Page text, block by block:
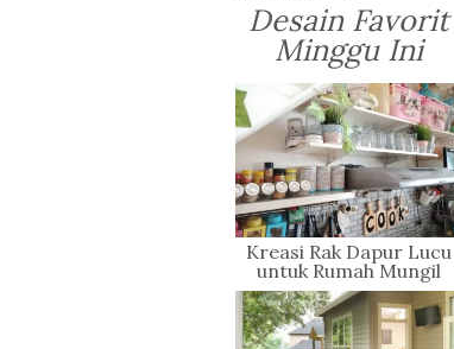
Desain Favorit
Minggu Ini
Kreasi Rak Dapur Lucu
untuk Rumah Mungil
Kesayangan Anda